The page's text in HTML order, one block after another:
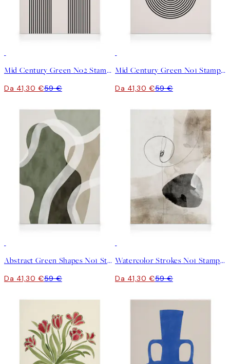
Mid Century Green No2 Stampa su Tela
Da 41,30 €59 €
Mid Century Green No1 Stampa su Tela
Da 41,30 €59 €
Abstract Green Shapes No1 Stampa su Tela
Da 41,30 €59 €
Watercolor Strokes No1 Stampa su Tela
Da 41,30 €59 €